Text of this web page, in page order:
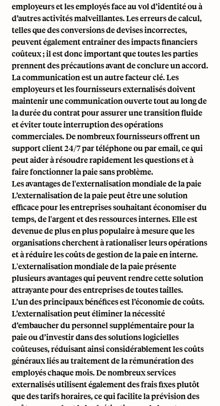
employeurs et les employés face au vol d’identité ou à
d’autres activités malveillantes. Les erreurs de calcul,
telles que des conversions de devises incorrectes,
peuvent également entraîner des impacts financiers
coûteux ; il est donc important que toutes les parties
prennent des précautions avant de conclure un accord.
La communication est un autre facteur clé. Les
employeurs et les fournisseurs externalisés doivent
maintenir une communication ouverte tout au long de
la durée du contrat pour assurer une transition fluide
et éviter toute interruption des opérations
commerciales. De nombreux fournisseurs offrent un
support client 24/7 par téléphone ou par email, ce qui
peut aider à résoudre rapidement les questions et à
faire fonctionner la paie sans problème.
Les avantages de l'externalisation mondiale de la paie
L’externalisation de la paie peut être une solution
efficace pour les entreprises souhaitant économiser du
temps, de l'argent et des ressources internes. Elle est
devenue de plus en plus populaire à mesure que les
organisations cherchent à rationaliser leurs opérations
et à réduire les coûts de gestion de la paie en interne.
L'externalisation mondiale de la paie présente
plusieurs avantages qui peuvent rendre cette solution
attrayante pour des entreprises de toutes tailles.
L’un des principaux bénéfices est l’économie de coûts.
L’externalisation peut éliminer la nécessité
d’embaucher du personnel supplémentaire pour la
paie ou d’investir dans des solutions logicielles
coûteuses, réduisant ainsi considérablement les coûts
généraux liés au traitement de la rémunération des
employés chaque mois. De nombreux services
externalisés utilisent également des frais fixes plutôt
que des tarifs horaires, ce qui facilite la prévision des